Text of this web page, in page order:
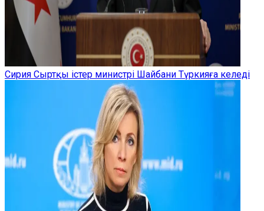
Сирия Сыртқы істер министрі Шайбани Түркияға келеді